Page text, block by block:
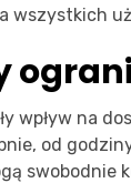
wszystkich
wpływ na
od
swobodnie